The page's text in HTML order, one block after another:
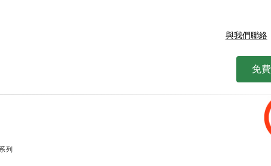
定價
與我們聯絡
免
列